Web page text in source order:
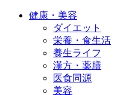
健康・美容
ダイエット
栄養・食生活
養生ライフ
漢方・薬膳
医食同源
美容